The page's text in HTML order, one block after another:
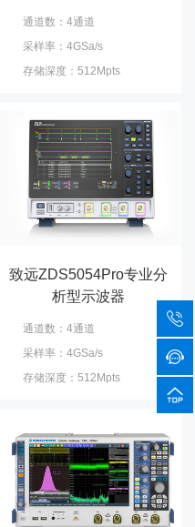
通道数：4通道
采样率：4GSa/s
存储深度：512Mpts
致远ZDS5054Pro专业分
析型示波器
通道数：4通道
采样率：4GSa/s
存储深度：512Mpts